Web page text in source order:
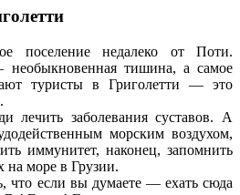
поселение недалеко от Поти.
тишина, а самое
туристы в Григолетти — это
лечить заболевания суставов. А
морским воздухом,
иммунитет, наконец, запомнить
на море в Грузии.
что если вы думаете — ехать сюда